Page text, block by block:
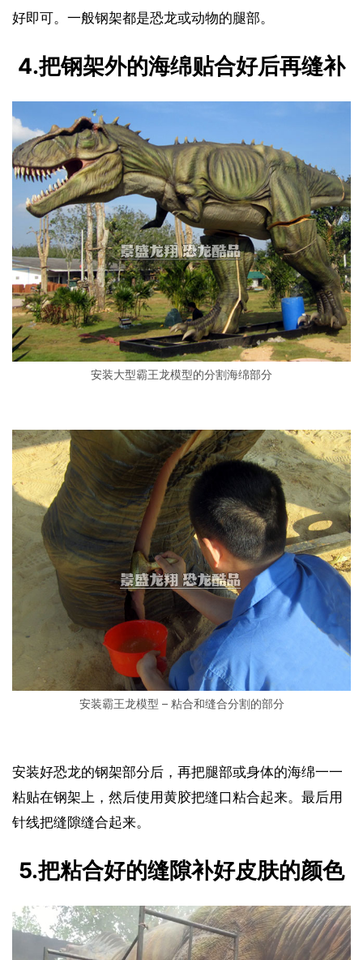
好即可。一般钢架都是恐龙或动物的腿部。
4.把钢架外的海绵贴合好后再缝补
安装大型霸王龙模型的分割海绵部分
安装霸王龙模型 – 粘合和缝合分割的部分
安装好恐龙的钢架部分后，再把腿部或身体的海绵一一
粘贴在钢架上，然后使用黄胶把缝口粘合起来。最后用
针线把缝隙缝合起来。
5.把粘合好的缝隙补好皮肤的颜色